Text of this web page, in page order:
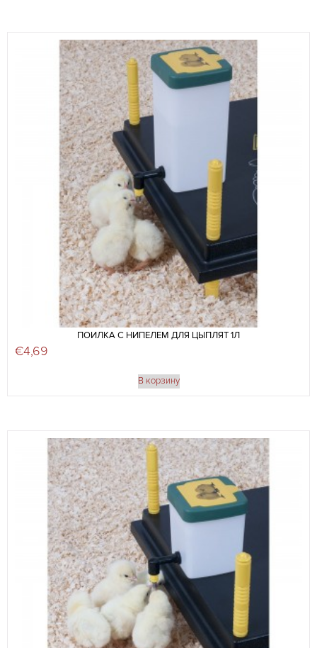
ПОИЛКА С НИПЕЛЕМ ДЛЯ ЦЫПЛЯТ 1Л
€4,69
В корзину